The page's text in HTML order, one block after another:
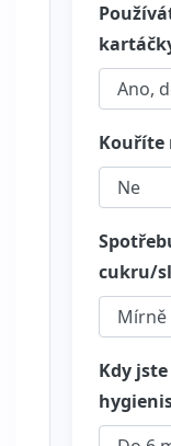
Kouříte
cukru/
Kdy